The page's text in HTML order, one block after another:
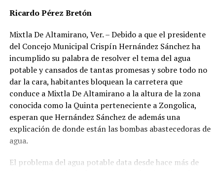
Ricardo Pérez Bretón
Mixtla De Altamirano, Ver. – Debido a que el presidente
del Concejo Municipal Crispín Hernández Sánchez ha
incumplido su palabra de resolver el tema del agua
potable y cansados de tantas promesas y sobre todo no
dar la cara, habitantes bloquean la carretera que
conduce a Mixtla De Altamirano a la altura de la zona
conocida como la Quinta perteneciente a Zongolica,
esperan que Hernández Sánchez de además una
explicación de donde están las bombas abastecedoras de
agua.
El problema del agua potable data desde hace más de